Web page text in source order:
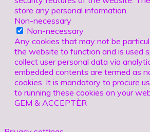
store any personal information.
Non-necessary
Non-necessary
Any cookies that may not be
the website to function and is used
collect user personal data via
embedded contents are termed as
cookies. It is mandatory to procure
to running these cookies on your
GEM & ACCEPTÈR